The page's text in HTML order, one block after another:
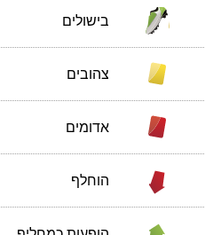
בישולים
צהובים
אדומים
הוחלף